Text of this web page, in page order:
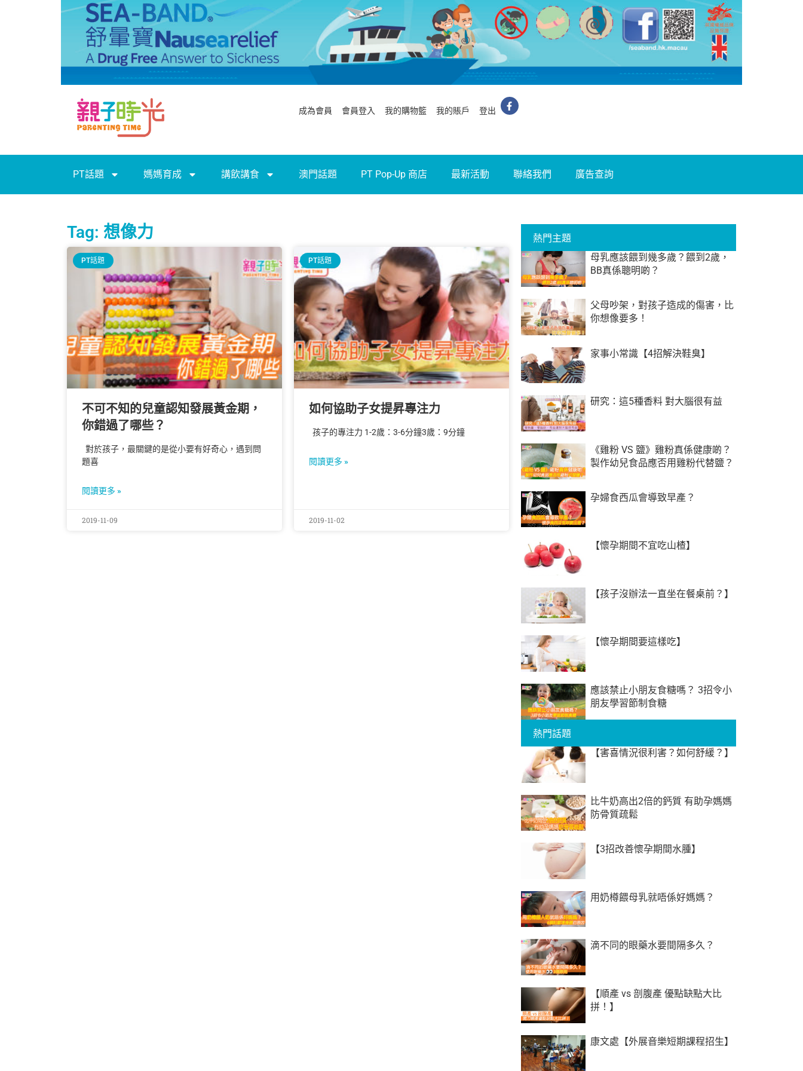
成為會員 會員登入 我的購物籃 我的賬戶 登出
PT話題 媽媽育成 講飲講食 澳門話題 PT Pop-Up 商店 最新活動 聯絡我們 廣告查詢
Tag: 想像力
PT話題
不可不知的兒童認知發展黃金期，
你錯過了哪些？
對於孩子，最關鍵的是從小要有好奇心，遇到問
題喜
閱讀更多 »
2019-11-09
PT話題
如何協助子女提昇專注力
孩子的專注力 1-2歲：3-6分鐘3歲：9分鐘
閱讀更多 »
2019-11-02
熱門主題
母乳應該餵到幾多歲？餵到2歲，
BB真係聰明啲？
父母吵架，對孩子造成的傷害，比
你想像要多！
家事小常識【4招解決鞋臭】
研究：這5種香料 對大腦很有益
《雞粉 VS 鹽》雞粉真係健康啲？
製作幼兒食品應否用雞粉代替鹽？
孕婦食西瓜會導致早產？
【懷孕期間不宜吃山楂】
【孩子沒辦法一直坐在餐桌前？】
【懷孕期間要這樣吃】
應該禁止小朋友食糖嗎？ 3招令小
朋友學習節制食糖
熱門話題
【害喜情況很利害？如何舒緩？】
比牛奶高出2倍的鈣質 有助孕媽媽
防骨質疏鬆
【3招改善懷孕期間水腫】
用奶樽餵母乳就唔係好媽媽？
滴不同的眼藥水要間隔多久？
【順產 vs 剖腹產 優點缺點大比
拼！】
康文處【外展音樂短期課程招生】